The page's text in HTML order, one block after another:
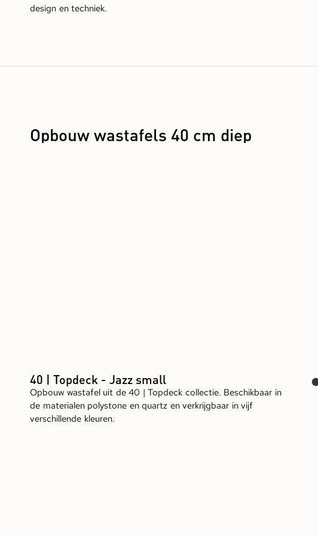
design en techniek.
Opbouw wastafels 40 cm diep
40 | Topdeck - Jazz small
Opbouw wastafel uit de 40 | Topdeck collectie. Beschikbaar in
de materialen polystone en quartz en verkrijgbaar in vijf
verschillende kleuren.